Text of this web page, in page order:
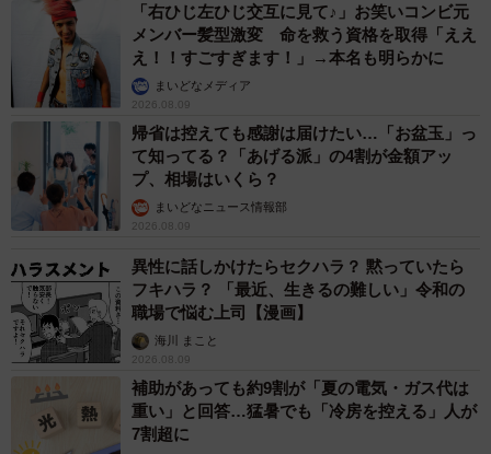
「右ひじ左ひじ交互に見て♪」お笑いコンビ元
メンバー髪型激変 命を救う資格を取得「ええ
え！！すごすぎます！」→本名も明らかに
まいどなメディア
2026.08.09
帰省は控えても感謝は届けたい…「お盆玉」っ
て知ってる？「あげる派」の4割が金額アッ
プ、相場はいくら？
まいどなニュース情報部
2026.08.09
異性に話しかけたらセクハラ？ 黙っていたら
フキハラ？ 「最近、生きるの難しい」令和の
職場で悩む上司【漫画】
海川 まこと
2026.08.09
補助があっても約9割が「夏の電気・ガス代は
重い」と回答…猛暑でも「冷房を控える」人が
7割超に